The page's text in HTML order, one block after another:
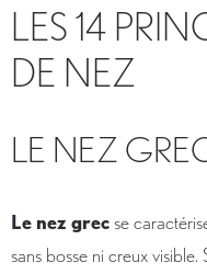
LES 14
DE NEZ
LE NEZ
Le nez grecse
sans bosse ni creux